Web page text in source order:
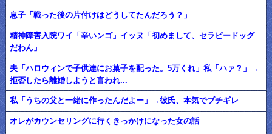
息子「戦った後の片付けはどうしてたんだろう？」
精神障害入院ワイ「辛いンゴ」イッヌ「初めまして、セラピードッグ
だわん」
夫「ハロウィンで子供達にお菓子を配った。5万くれ」私「ハァ？」→
拒否したら離婚しようと言われ...
私「うちの父と一緒に作ったんだよー」→彼氏、本気でブチギレ
オレがカウンセリングに行くきっかけになった女の話